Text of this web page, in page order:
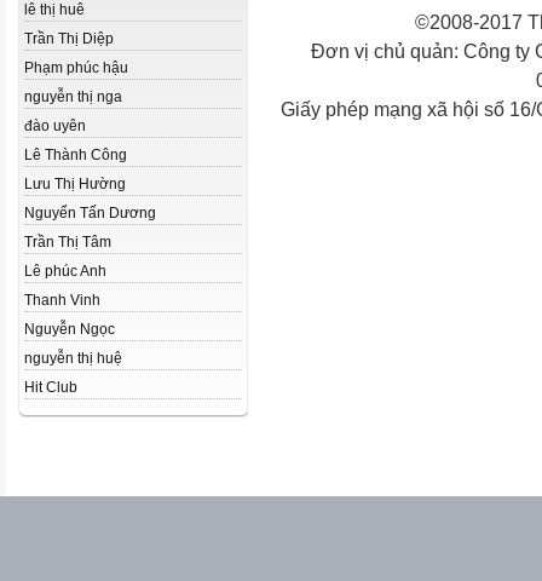
lê thị huê
Trần Thị Diệp
Phạm phúc hậu
nguyễn thị nga
đào uyên
Lê Thành Công
Lưu Thị Hường
Nguyển Tấn Dương
Trần Thị Tâm
Lê phúc Anh
Thanh Vinh
Nguyễn Ngọc
nguyễn thị huệ
Hit Club
©2008-2017
Đơn vị chủ quản: Công ty
Giấy phép mạng xã hội số